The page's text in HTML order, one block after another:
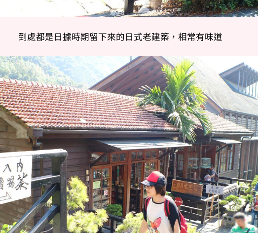
到處都是日據時期留下來的日式老建築，相常有味道